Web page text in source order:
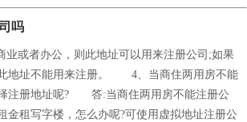
吗
业或者办公，则此地址可以用来注册公司;如果
地址不能用来注册。 4、当商住两用房不能
注册地址呢? 答:当商住两用房不能注册公
金租写字楼，怎么办呢?可使用虚拟地址注册公